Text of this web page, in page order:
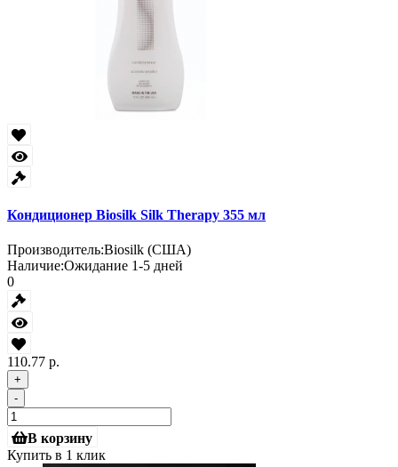
Кондиционер Biosilk Silk Therapy 355 мл
Производитель:Biosilk (США)
Наличие:Ожидание 1-5 дней
0
110.77 р.
+
-
В корзину
Купить в 1 клик